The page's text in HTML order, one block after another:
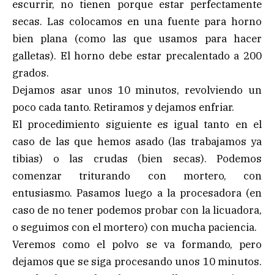
escurrir, no tienen porque estar perfectamente
secas. Las colocamos en una fuente para horno
bien plana (como las que usamos para hacer
galletas). El horno debe estar precalentado a 200
grados.
Dejamos asar unos 10 minutos, revolviendo un
poco cada tanto. Retiramos y dejamos enfriar.
El procedimiento siguiente es igual tanto en el
caso de las que hemos asado (las trabajamos ya
tibias) o las crudas (bien secas). Podemos
comenzar triturando con mortero, con
entusiasmo. Pasamos luego a la procesadora (en
caso de no tener podemos probar con la licuadora,
o seguimos con el mortero) con mucha paciencia.
Veremos como el polvo se va formando, pero
dejamos que se siga procesando unos 10 minutos.